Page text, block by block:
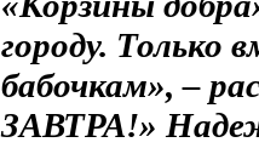
городу.
бабочкам», –
ЗАВТРА!»